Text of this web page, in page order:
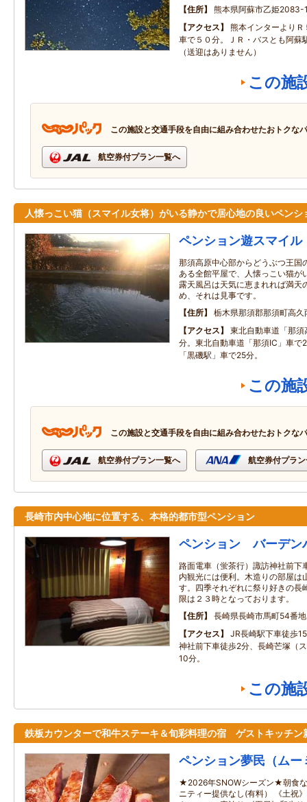
住所
熊本県阿蘇市乙姫2083-
アクセス
熊本インターより
車で５０分。ＪＲ・バスとも阿蘇
（送迎はありません）
この施
この施設と交通手段を自由に組み合わせたおトクな
航空券付プラン一覧へ
人懐っこい猫（スマイル女将）がいる静かで居心地の良いペンシ
ペンション遊スマイル
那須高原中心部からどうぶつ王国
ある全館平屋で、人懐っこい猫が
露天風呂は天気に恵まれれば満天
め、それは見事です。
住所
栃木県那須郡那須町高
アクセス
東北自動車道「那
分。東北自動車道「那須IC」車で
「黒磯駅」車で25分。
この施
この施設と交通手段を自由に組み合わせたおトクな
航空券付プラン一覧へ 航空券付プラ
長崎市内中心地に位置する、本格的都市型ペンション
ペンション バーデン
路面電車（蛍茶行）諏訪神社前下
内観光には便利。木造りの部屋は
す。四季それぞれに祭り好きの長
限は２３時となっております。
住所
長崎県長崎市馬町54番地
アクセス
JR長崎駅下車徒歩
神社前下車徒歩2分、長崎芒塚（
10分。
この施
鉄板カウンターで和牛ステーキ＆旬彩料理の宿 ゲストキッチン
ペンション夢民（ムー
★2026年SNOWシーズン★朝食
ニティー提供なし(有料） 《土祝